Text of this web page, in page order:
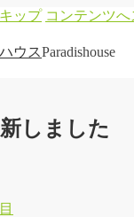
ップ コンテンツ
ハウ スParadishouse
しました